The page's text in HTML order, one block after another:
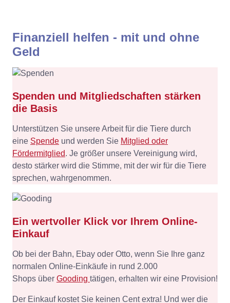
Finanziell helfen - mit und ohne
Geld
Spenden und Mitgliedschaften stärken
die Basis
Unterstützen Sie unsere Arbeit für die Tiere durch
eine Spende und werden Sie Mitglied oder
Fördermitglied. Je größer unsere Vereinigung wird,
desto stärker wird die Stimme, mit der wir für die Tiere
sprechen, wahrgenommen.
Ein wertvoller Klick vor Ihrem Online-
Einkauf
Ob bei der Bahn, Ebay oder Otto, wenn Sie Ihre ganz
normalen Online-Einkäufe in rund 2.000
Shops über Gooding tätigen, erhalten wir eine Provision!
Der Einkauf kostet Sie keinen Cent extra! Und wer die